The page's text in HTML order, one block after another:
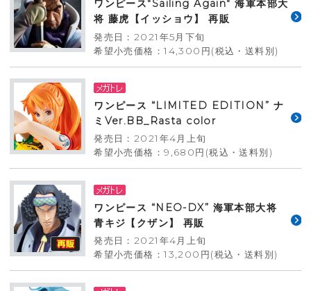
ワンピース"Sailing Again" 海軍本部大
将 藤虎【イッショウ】 再販
発売日：2021年5月下旬
希望小売価格：14,300円(税込・送料別)
ワンピース “LIMITED EDITION” ナ
ミVer.BB_Rasta color
発売日：2021年4月上旬
希望小売価格：9,680円(税込・送料別)
ワンピース “NEO-DX” 海軍本部大将
青キジ【クザン】 再販
発売日：2021年4月上旬
希望小売価格：13,200円(税込・送料別)